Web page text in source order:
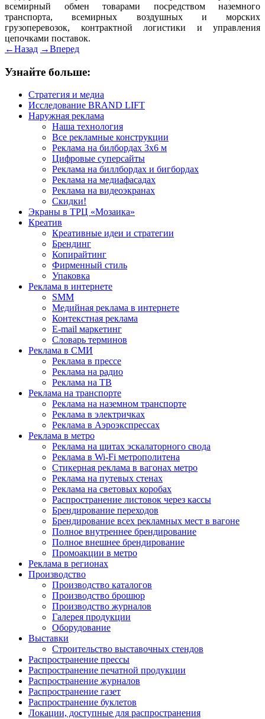
всемирный обмен товарами посредством наземного
транспорта, всемирных воздушных и морских
грузоперевозок, контрактной логистики и управления
цепочками поставок.
←Назад →Вперед
Узнайте больше:
Стратегия и медиа
Исследование BRAND LIFT
Наружная реклама
Наша технология
Все рекламные конструкции
Реклама на билбордах 3х6 м
Цифровые суперсайты
Реклама на биллбордах и бигбордах
Реклама на медиафасадах
Реклама на видеоэкранах
Скидки!
Экраны в ТРЦ «Мозаика»
Креатив
Креативные идеи и стратегии
Брендинг
Копирайтинг
Фирменный стиль
Упаковка
Реклама в интернете
SMM
Медийная реклама в интернете
Контекстная реклама
E-mail маркетинг
Словарь терминов
Реклама в СМИ
Реклама в прессе
Реклама на радио
Реклама на ТВ
Реклама на транспорте
Реклама на наземном транспорте
Реклама в электричках
Реклама в Аэроэкспрессах
Реклама в метро
Реклама на щитах эскалаторного свода
Реклама в Wi-Fi метрополитена
Стикерная реклама в вагонах метро
Реклама на путевых стенах
Реклама на световых коробах
Распространение листовок через кассы
Брендирование переходов
Брендирование всех рекламных мест в вагоне
Полное внутреннее брендирование
Полное внешнее брендирование
Промоакции в метро
Реклама в регионах
Производство
Производство каталогов
Производство брошюр
Производство журналов
Галерея продукции
Оборудование
Выставки
Строительство выставочных стендов
Распространение прессы
Распространение печатной продукции
Распространение журналов
Распространение газет
Распространение буклетов
Локации, доступные для распространения